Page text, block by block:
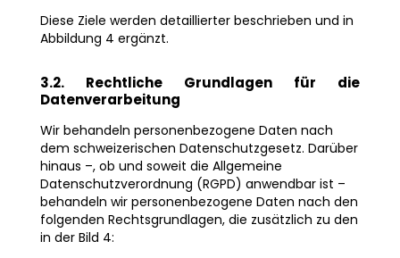
Diese Ziele werden detaillierter beschrieben und in
Abbildung 4 ergänzt.
3.2. Rechtliche Grundlagen für die
Datenverarbeitung
Wir behandeln personenbezogene Daten nach
dem schweizerischen Datenschutzgesetz. Darüber
hinaus –, ob und soweit die Allgemeine
Datenschutzverordnung (RGPD) anwendbar ist –
behandeln wir personenbezogene Daten nach den
folgenden Rechtsgrundlagen, die zusätzlich zu den
in der Bild 4: